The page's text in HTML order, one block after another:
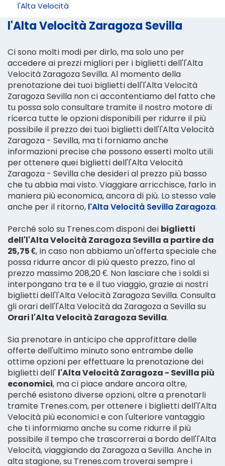
l'Alta Velocità
l'Alta Velocità Zaragoza Sevilla
Ci sono molti modi per dirlo, ma solo uno per
accedere ai prezzi migliori per i biglietti dell'l'Alta
Velocità Zaragoza Sevilla. Al momento della
prenotazione dei tuoi biglietti dell'l'Alta Velocità
Zaragoza Sevilla non ci accontentiamo del fatto che
tu possa solo consultare tramite il nostro motore di
ricerca tutte le opzioni disponibili per ridurre il più
possibile il prezzo dei tuoi biglietti dell'l'Alta Velocità
Zaragoza - Sevilla, ma ti forniamo anche
informazioni precise che possono esserti molto utili
per ottenere quei biglietti dell'l'Alta Velocità
Zaragoza - Sevilla che desideri al prezzo più basso
che tu abbia mai visto. Viaggiare arricchisce, farlo in
maniera più economica, ancora di più. Lo stesso vale
anche per il ritorno, l'Alta Velocità Sevilla Zaragoza.
Perché solo su Trenes.com disponi dei biglietti
dell'l'Alta Velocità Zaragoza Sevilla a partire da
25,75 €, in caso non abbiamo un'offerta speciale che
possa ridurre ancor di più questo prezzo, fino al
prezzo massimo 208,20 €. Non lasciare che i soldi si
interpongano tra te e il tuo viaggio, grazie ai nostri
biglietti dell'l'Alta Velocità Zaragoza Sevilla. Consulta
gli orari dell'l'Alta Velocità da Zaragoza a Sevilla su
Orari l'Alta Velocità Zaragoza Sevilla.
Sia prenotare in anticipo che approfittare delle
offerte dell'ultimo minuto sono entrambe delle
ottime opzioni per effettuare la prenotazione dei
biglietti dell' l'Alta Velocità Zaragoza - Sevilla più
economici, ma ci piace andare ancora oltre,
perché esistono diverse opzioni, oltre a prenotarli
tramite Trenes.com, per ottenere i biglietti dell'l'Alta
Velocità più economici e con l'ulteriore vantaggio
che ti informiamo anche su come ridurre il più
possibile il tempo che trascorrerai a bordo dell'l'Alta
Velocità, viaggiando da Zaragoza a Sevilla. Anche in
alta stagione, su Trenes.com troverai sempre i